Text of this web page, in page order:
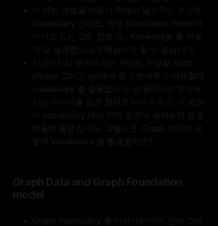
이 만능 모델을 만들기 위해서 필수적인 조건은
Vocabulary 인데요. 해당 Foundation model이
가지고 있는 고유 정보 즉 , Knowledge 를 어떻
게 잘 설계했느냐가 핵심이라 할 수 있습니다.
자연어처리 분야에서는 주어진 문장을 word ,
phrase 그리고 symbol 로 구분해주고 이해할때
vocabulary 를 활용합니다. 컴퓨터비전 분야에
서는 이미지를 토큰 형태로 나누어주고, 이 토큰
이 vocabulary 에서 어떤 토큰에 속하는지 맵핑
해줄때 활용합니다. 그렇다면, Graph 에서는 어
떻게 Vocabulary 를 활용할까요?
Graph Data and Graph Foundation
model
Graph Vocabulary 를 이야기하기전, 먼저 그래